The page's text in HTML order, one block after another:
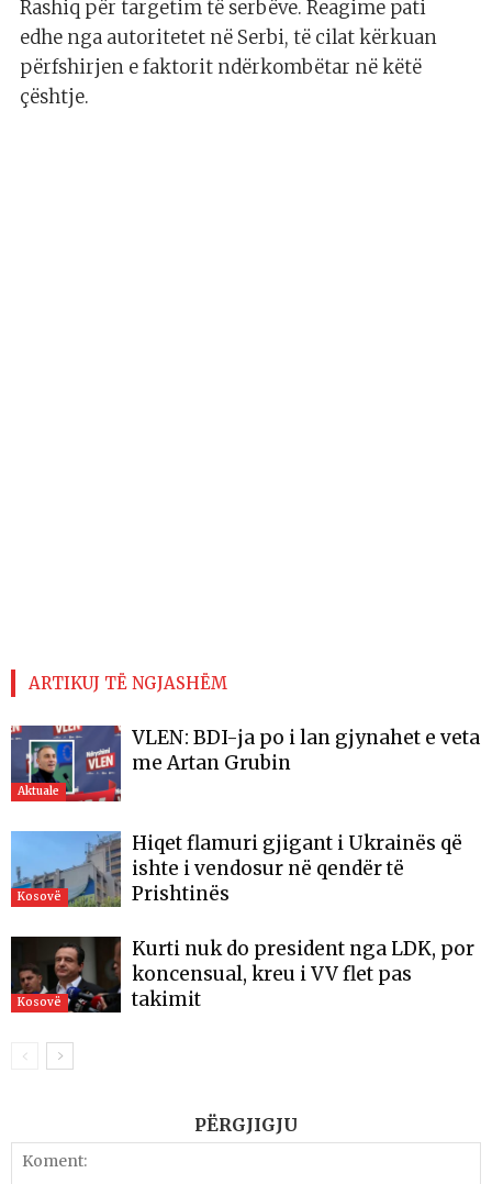
Rashiq për targetim të serbëve. Reagime pati
edhe nga autoritetet në Serbi, të cilat kërkuan
përfshirjen e faktorit ndërkombëtar në këtë
çështje.
ARTIKUJ TË NGJASHËM
Aktuale
VLEN: BDI-ja po i lan gjynahet e veta
me Artan Grubin
Kosovë
Hiqet flamuri gjigant i Ukrainës që
ishte i vendosur në qendër të
Prishtinës
Kosovë
Kurti nuk do president nga LDK, por
koncensual, kreu i VV flet pas
takimit
PËRGJIGJU